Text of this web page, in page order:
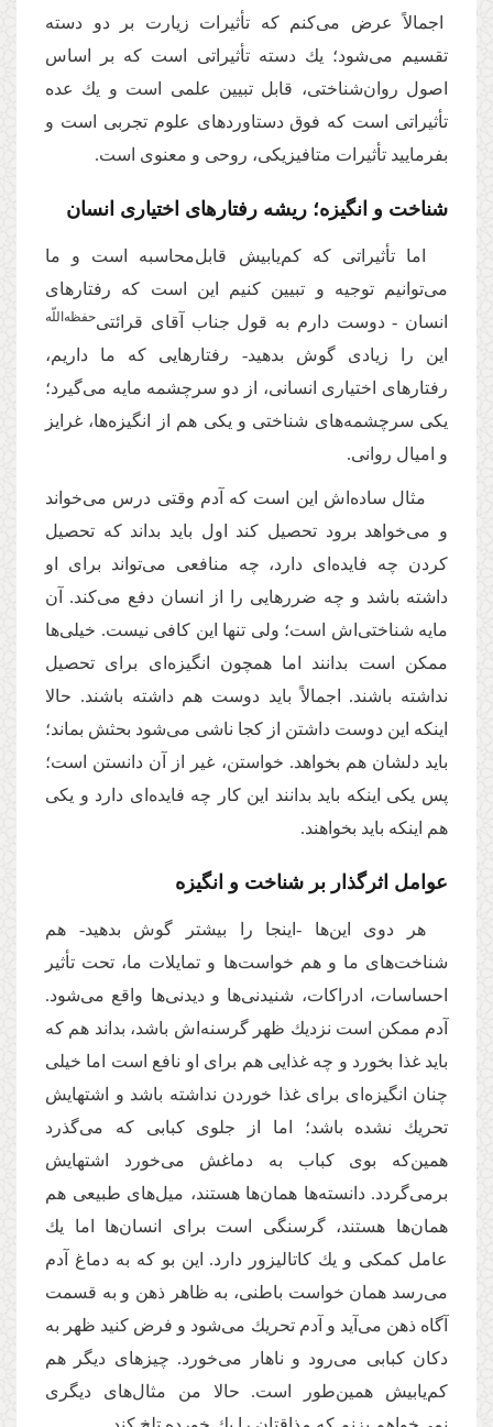
اجمالاً عرض مى‌‌كنم كه تأثیرات زیارت بر دو دسته
تقسیم مى‌‌شود؛ یك دسته تأثیراتى است كه بر اساس
اصول روان‌شناختی، قابل تبیین علمى است و یك عده
تأثیراتى است که فوق دستاوردهاى علوم تجربى است و
بفرمایید تأثیرات متافیزیكى، روحى و معنوى است.
شناخت و انگیزه؛ ریشه رفتارهای اختیاری انسان
اما تأثیراتى كه كم‌یابیش قابل‌محاسبه است و ما
مى‌‌توانیم توجیه و تبیین كنیم این است كه رفتارهاى
انسان - دوست دارم به قول جناب آقاى قرائتى‌حفظه‌اللّه
این را زیادى گوش بدهید- رفتارهایى كه ما داریم،
رفتارهاى اختیارى انسانى، از دو سرچشمه مایه مى‌‌گیرد؛
یكى سرچشمه‌‌هاى شناختى و یكى هم از انگیزه‌‌ها، غرایز
و امیال روانى.
مثال ساده‌اش این است که آدم وقتى درس مى‌‌خواند
و مى‌‌خواهد برود تحصیل كند اول باید بداند كه تحصیل
كردن چه فایده‌‌اى دارد، چه منافعى مى‌‌تواند برای او
داشته باشد و چه ضررهایى را از انسان دفع مى‌‌كند. آن
مایه شناختی‌اش است؛ ولى تنها این كافى نیست. خیلى‌‌ها
ممكن است بدانند اما همچون انگیزه‌‌اى برای تحصیل
نداشته باشند. اجمالاً باید دوست هم داشته باشند. حالا
اینکه این دوست داشتن از كجا ناشى مى‌‌شود بحثش بماند؛
باید دلشان هم بخواهد. خواستن، غیر از آن دانستن است؛
پس یكى اینکه باید بدانند این کار چه فایده‌‌اى دارد و یكى
هم اینکه باید بخواهند.
عوامل اثرگذار بر شناخت و انگیزه
هر دوى این‌ها -اینجا را بیشتر گوش بدهید- هم
شناخت‌های ما و هم خواست‌‌ها و تمایلات ما، تحت تأثیر
احساسات، ادراكات، شنیدنى‌‌ها و دیدنى‌‌ها واقع مى‌‌شود.
آدم ممكن است نزدیك ظهر گرسنه‌‌اش باشد، بداند هم كه
باید غذا بخورد و چه غذایى هم برای او نافع است اما خیلى
چنان انگیزه‌‌اى براى غذا خوردن نداشته باشد و اشتهایش
تحریك نشده باشد؛ اما از جلوى كبابى كه مى‌‌گذرد
همین‌که بوى كباب به دماغش مى‌‌خورد اشتهایش
برمی‌گردد. دانسته‌‌ها همان‌‌ها هستند، میل‌‌هاى طبیعى هم
همان‌ها هستند، گرسنگى است براى انسان‌ها اما یك
عامل كمكى و یك كاتالیزور دارد. این بو كه به دماغ آدم
مى‌‌رسد همان خواست باطنى، به ظاهر ذهن و به قسمت
آگاه ذهن مى‌‌آید و آدم تحریك مى‌‌شود و فرض كنید ظهر به
دكان كبابى مى‌‌رود و ناهار مى‌‌خورد. چیزهاى دیگر هم
كم‌یابیش همین‌طور است. حالا من مثال‌های دیگرى